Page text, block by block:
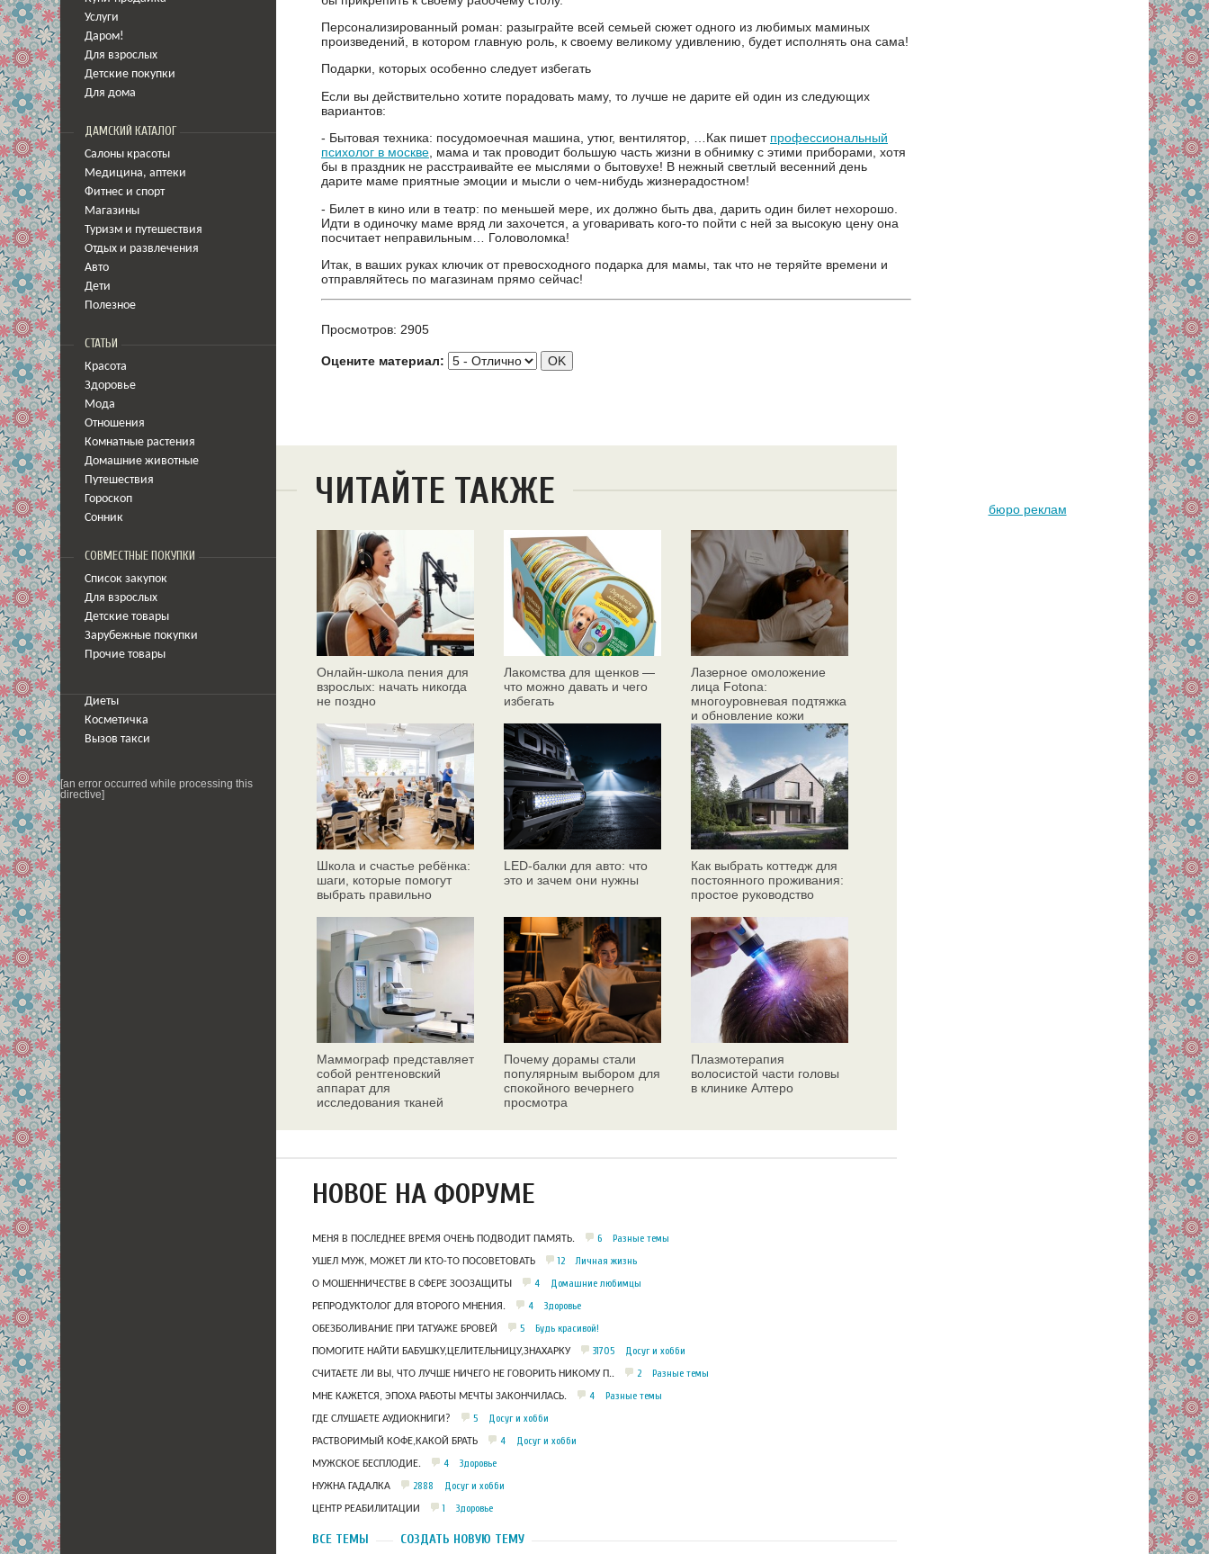
Услуги
Даром!
Для взрослых
Детские покупки
Для дома
ДАМСКИЙ КАТАЛОГ
Салоны красоты
Медицина, аптеки
Фитнес и спорт
Магазины
Туризм и путешествия
Отдых и развлечения
Авто
Дети
Полезное
СТАТЬИ
Красота
Здоровье
Мода
Отношения
Комнатные растения
Домашние животные
Путешествия
Гороскоп
Сонник
СОВМЕСТНЫЕ ПОКУПКИ
Список закупок
Для взрослых
Детские товары
Зарубежные покупки
Прочие товары
Диеты
Косметичка
Вызов такси
[an error occurred while processing this
directive]
Персонализированный роман: разыграйте всей семьей сюжет одного из любимых маминых
произведений, в котором главную роль, к своему великому удивлению, будет исполнять она сама!
Подарки, которых особенно следует избегать
Если вы действительно хотите порадовать маму, то лучше не дарите ей один из следующих
вариантов:
- Бытовая техника: посудомоечная машина, утюг, вентилятор, …Как пишет профессиональный
психолог в москве , мама и так проводит большую часть жизни в обнимку с этими приборами, хотя
бы в праздник не расстраивайте ее мыслями о бытовухе! В нежный светлый весенний день
дарите маме приятные эмоции и мысли о чем-нибудь жизнерадостном!
- Билет в кино или в театр: по меньшей мере, их должно быть два, дарить один билет нехорошо.
Идти в одиночку маме вряд ли захочется, а уговаривать кого-то пойти с ней за высокую цену она
посчитает неправильным… Головоломка!
Итак, в ваших руках ключик от превосходного подарка для мамы, так что не теряйте времени и
отправляйтесь по магазинам прямо сейчас!
Просмотров: 2905
Оцените материал:
ЧИТАЙТЕ ТАКЖЕ
Онлайн‑школа пения для
взрослых: начать никогда
не поздно
Лакомства для щенков —
что можно давать и чего
избегать
Лазерное омоложение
лица Fotona:
многоуровневая подтяжка
и обновление кожи
Школа и счастье ребёнка:
шаги, которые помогут
выбрать правильно
LED-балки для авто: что
это и зачем они нужны
Как выбрать коттедж для
постоянного проживания:
простое руководство
Маммограф представляет
собой рентгеновский
аппарат для
исследования тканей
Почему дорамы стали
популярным выбором для
спокойного вечернего
просмотра
Плазмотерапия
волосистой части головы
в клинике Алтеро
НОВОЕ НА ФОРУМЕ
МЕНЯ В ПОСЛЕДНЕЕ ВРЕМЯ ОЧЕНЬ ПОДВОДИТ ПАМЯТЬ. 6 Разные темы
УШЕЛ МУЖ, МОЖЕТ ЛИ КТО-ТО ПОСОВЕТОВАТЬ 12 Личная жизнь
О МОШЕННИЧЕСТВЕ В СФЕРЕ ЗООЗАЩИТЫ 4 Домашние любимцы
РЕПРОДУКТОЛОГ ДЛЯ ВТОРОГО МНЕНИЯ. 4 Здоровье
ОБЕЗБОЛИВАНИЕ ПРИ ТАТУАЖЕ БРОВЕЙ 5 Будь красивой!
ПОМОГИТЕ НАЙТИ БАБУШКУ,ЦЕЛИТЕЛЬНИЦУ,ЗНАХАРКУ 31705 Досуг и хобби
СЧИТАЕТЕ ЛИ ВЫ, ЧТО ЛУЧШЕ НИЧЕГО НЕ ГОВОРИТЬ НИКОМУ П.. 2 Разные темы
МНЕ КАЖЕТСЯ, ЭПОХА РАБОТЫ МЕЧТЫ ЗАКОНЧИЛАСЬ. 4 Разные темы
ГДЕ СЛУШАЕТЕ АУДИОКНИГИ? 5 Досуг и хобби
РАСТВОРИМЫЙ КОФЕ,КАКОЙ БРАТЬ 4 Досуг и хобби
МУЖСКОЕ БЕСПЛОДИЕ. 4 Здоровье
НУЖНА ГАДАЛКА 2888 Досуг и хобби
ЦЕНТР РЕАБИЛИТАЦИИ 1 Здоровье
ВСЕ ТЕМЫ СОЗДАТЬ НОВУЮ ТЕМУ
бюро реклам